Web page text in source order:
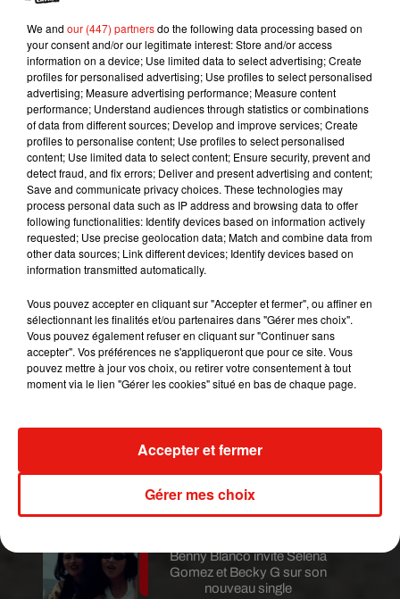
Publié : 23 novembre 2018 à 17h40 par Maud
Tambellini
Prenant peur les pêcheurs ont fui et sont revenus
le lendemain matin. Le corps du touriste gisait sur
la plage. Une enquête pour meurtre a été ouverte
par la police indienne. Sept pêcheurs auraient
déjà été arrêtés.
Mundo Latino
Le fourmilier géant fait son retour
Karol G dévoile la tracklist de
son nouvel album… avec des
invités...
Benny Blanco invite Selena
Gomez et Becky G sur son
nouveau single
We and our (447) partnersdo the following data processing based on
your consent and/or our legitimate interest: Store and/or access
information on a device; Use limited data to select advertising; Create
profiles for personalised advertising; Use profiles to select personalised
advertising; Measure advertising performance; Measure content
performance; Understand audiences through statistics or combinations
of data from different sources; Develop and improve services; Create
profiles to personalise content; Use profiles to select personalised
content; Use limited data to select content; Ensure security, prevent and
detect fraud, and fix errors; Deliver and present advertising and content;
Save and communicate privacy choices. These technologies may
process personal data such as IP address and browsing data to offer
following functionalities: Identify devices based on information actively
requested; Use precise geolocation data; Match and combine data from
other data sources; Link different devices; Identify devices based on
information transmitted automatically.
Vous pouvez accepter en cliquant sur "Accepter et fermer", ou affiner en
sélectionnant les finalités et/ou partenaires dans "Gérer mes choix".
Vous pouvez également refuser en cliquant sur "Continuer sans
accepter". Vos préférences ne s'appliqueront que pour ce site. Vous
pouvez mettre à jour vos choix, ou retirer votre consentement à tout
moment via le lien "Gérer les cookies" situé en bas de chaque page.
Gérer mes choix
Accepter et fermer